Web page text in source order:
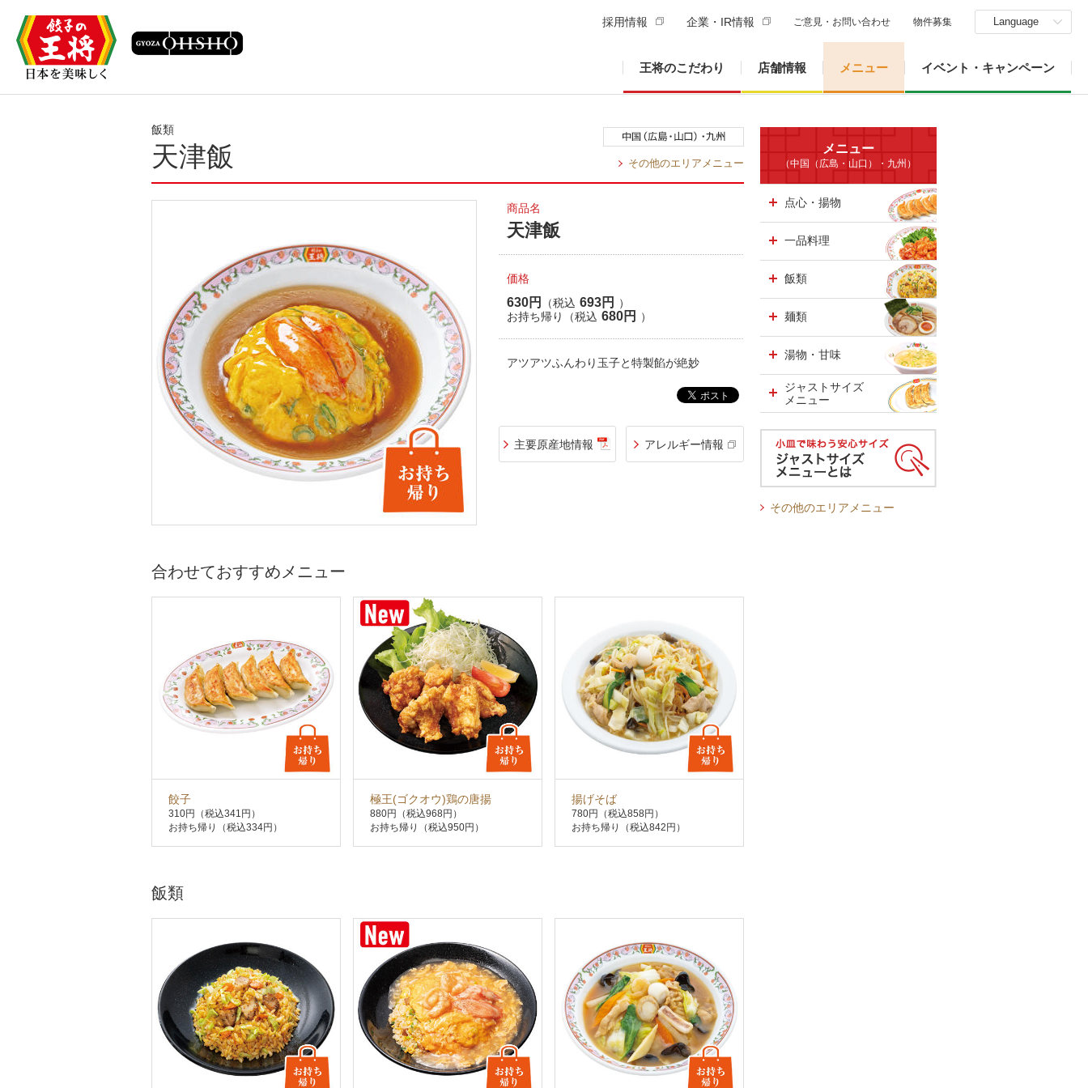
採用情報 企業・IR情報 ご意見・お問い合わせ 物件募集 Language
王将のこだわり 店舗情報 メニュー イベント・キャンペーン
天津飯 その他のエリアメニュー
飯類
商品名
天津飯
価格
630円 （税込 693円
）
お持ち帰り（税込 680円 ）
アツアツふんわり玉子と特製餡が絶妙
主要原産地情報 アレルギー情報
合わせておすすめメニュー
餃子
310円
（税込341円）
お持ち帰り（税込334円）
極王(ゴクオウ)鶏の唐揚
880円
（税込968円）
お持ち帰り（税込950円）
揚げそば
780円
（税込858円）
お持ち帰り（税込842円）
飯類
メニュー
（中国（広島・山口）・九州）
点心・揚物
一品料理
飯類
麺類
湯物・甘味
ジャストサイズ
メニュー
その他のエリアメニュー